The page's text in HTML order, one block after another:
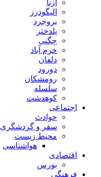
ازنا
الیگودرز
بروجرد
پلدختر
چگنی
خرم آباد
دلفان
دورود
رومشکان
سلسله
کوهدشت
اجتماعی
حوادث
سفر و گردشگری
محیط زیست
هواشناسی
اقتصادی
بورس
فرهنگی